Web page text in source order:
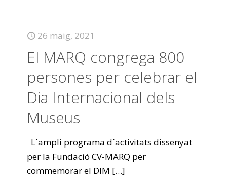
26 maig, 2021
El MARQ congrega 800
persones per celebrar el
Dia Internacional dels
Museus
L´ampli programa d´activitats dissenyat
per la Fundació CV-MARQ per
commemorar el DIM […]